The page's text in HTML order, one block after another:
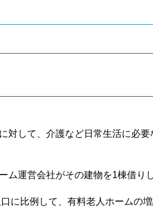
対して、介護など日常生活に必
ム運営会社がその建物を1棟借り
に比例して、有料老人ホームの